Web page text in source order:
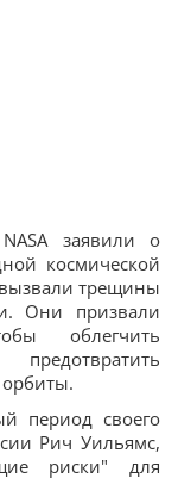
заявили о
космической
вызвали трещины
Они призвали
облегчить
орбиты.
период своего
Рич Уильямс,
риски" для